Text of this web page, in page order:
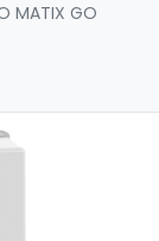
MATIX GO